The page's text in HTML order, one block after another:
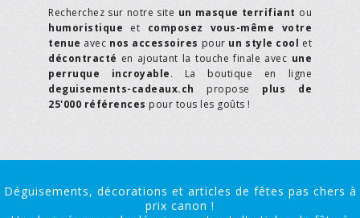
Recherchez sur notre site un masque terrifiant ou
humoristique et composez vous-même votre
tenue avec nos accessoires pour un style cool et
décontracté en ajoutant la touche finale avec une
perruque incroyable. La boutique en ligne
deguisements-cadeaux.ch propose plus de
25'000 références pour tous les goûts !
Déguisements, décorations et articles de fêtes pas chers à
prix canon !